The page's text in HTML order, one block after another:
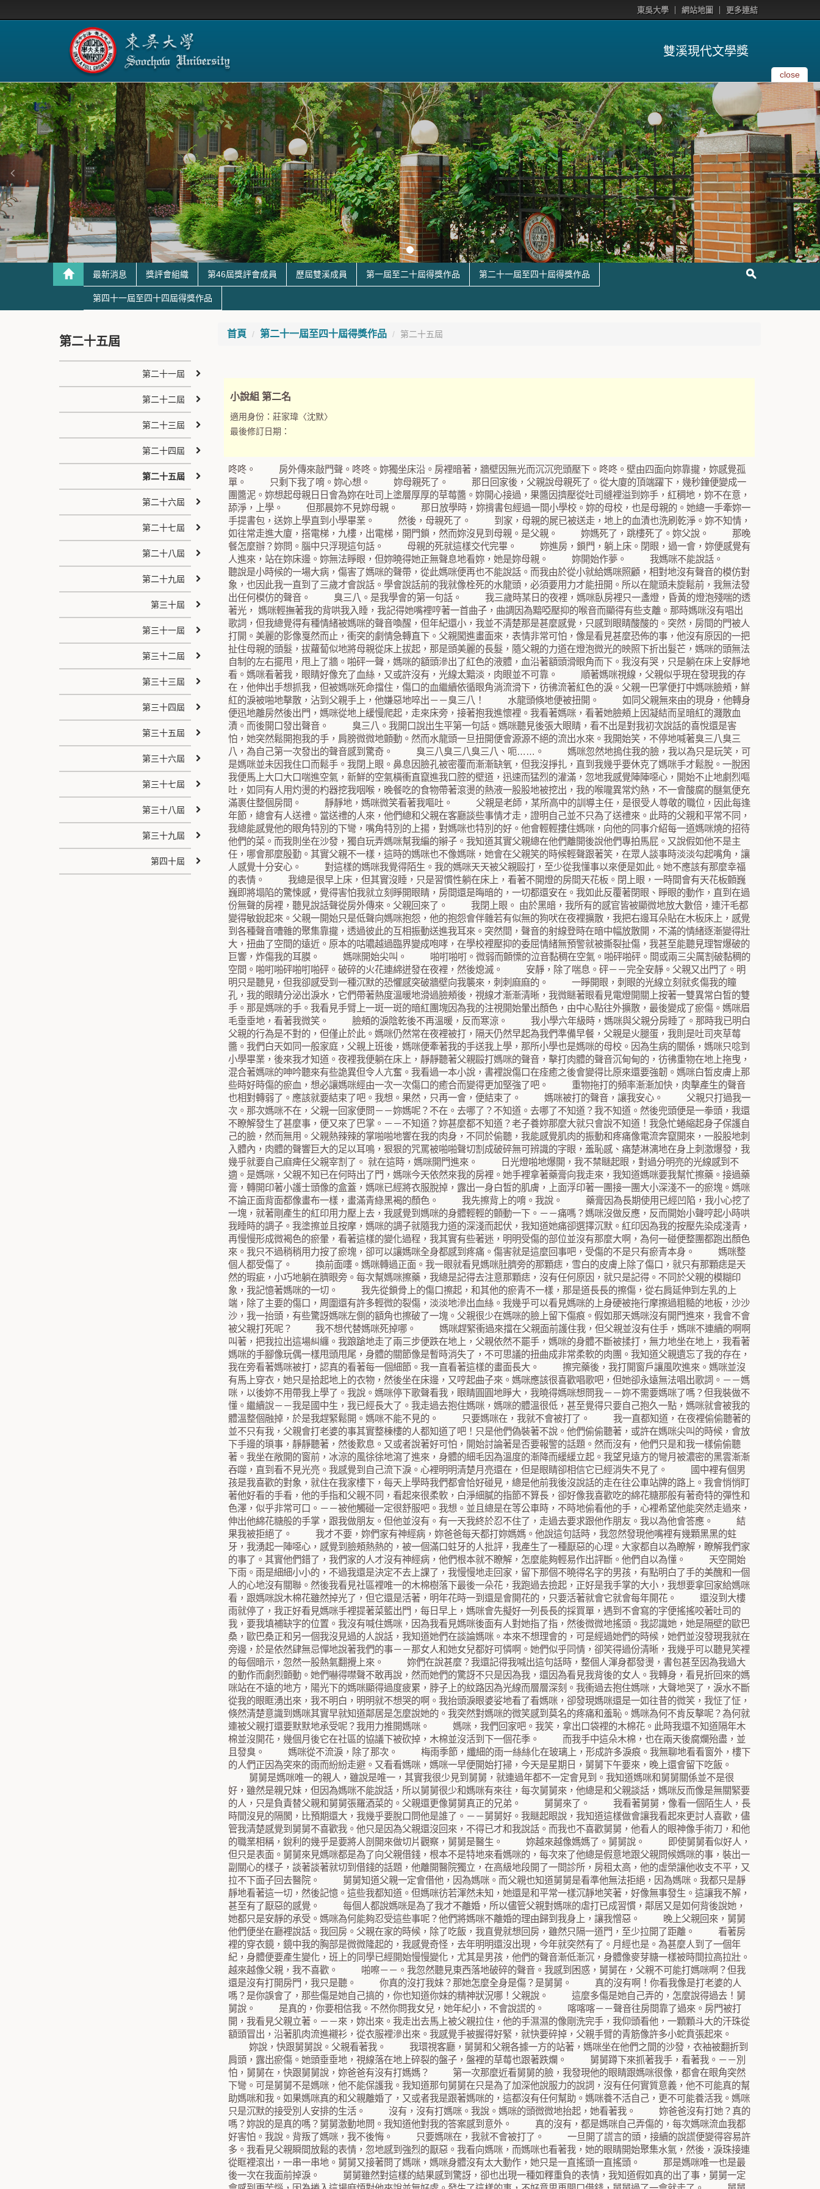
東吳大學 網站地圖 更多連結
雙溪現代文學獎
close
最新消息 獎評會組織 第46屆獎評會成員 歷屆雙溪成員 第一屆至二十屆得獎作品 第二十一屆至四十屆得獎作品
第四十一屆至四十四屆得獎作品
首頁 第二十一屆至四十屆得獎作品 第二十五屆
小說組 第二名
適用身份： 莊家瑋〈沈默〉
最後修訂日期：
咚咚。 房外傳來敲門聲。咚咚。妳獨坐床沿。房裡暗著，牆壁因無光而沉沉兜頭壓下。咚咚。壁由四面向妳靠攏，妳感覺孤
單。 只剩下我了唷。妳心想。 妳母親死了。 那日回家後，父親說母親死了。從大廈的頂端躍下，幾秒鐘便變成一
團醬泥。妳想起母親日日會為妳在吐司上塗層厚厚的草莓醬。妳開心接過，果醬因擠壓從吐司縫裡溢到妳手，紅稠地，妳不在意，
舔淨，上學。 但那晨妳不見妳母親。 那日放學時，妳揹書包經過一間小學校。妳的母校，也是母親的。她總一手牽妳一
手提書包，送妳上學直到小學畢業。 然後，母親死了。 到家，母親的屍已被送走，地上的血漬也洗刷乾淨。妳不知情，
如往常走進大廈，搭電梯，九樓，出電梯，開門鎖，然而妳沒見到母親。是父親。 妳媽死了，跳樓死了。妳父說。 那晚
餐怎麼辦？妳問。腦中只浮現這句話。 母親的死就這樣交代完畢。 妳進房，鎖門，躺上床。閉眼，過一會，妳便感覺有
人進來，站在妳床邊。妳無法睜眼，但妳曉得她正無聲息地看妳，她是妳母親。 妳開始作夢。 我媽咪不能說話。
聽說是小時候的一場大病，傷害了媽咪的聲帶，從此媽咪便再也不能說話。而我由於從小就給媽咪照顧，相對地沒有聲音的模仿對
象，也因此我一直到了三歲才會說話。學會說話前的我就像栓死的水龍頭，必須要用力才能扭開。所以在龍頭未旋鬆前，我無法發
出任何模仿的聲音。 臭三八。是我學會的第一句話。 我三歲時某日的夜裡，媽咪臥房裡只一盞燈，昏黃的燈泡殘喘的透
著光， 媽咪輕撫著我的背哄我入睡，我記得她嘴裡哼著一首曲子，曲調因為黯啞壓抑的喉音而顯得有些支離。那時媽咪沒有唱出
歌詞，但我總覺得有種情緒被媽咪的聲音喚醒，但年紀還小，我並不清楚那是甚麼感覺，只感到眼睛酸酸的。突然，房間的門被人
打開。美麗的影像戛然而止，衝突的劇情急轉直下。父親闖進畫面來，表情非常可怕，像是看見甚麼恐佈的事，他沒有原因的一把
扯住母親的頭髮，拔蘿蔔似地將母親從床上拔起，那是頭美麗的長髮，隨父親的力道在燈泡微光的映照下折出髮芒，媽咪的頭無法
自制的左右擺甩，甩上了牆。啪砰一聲，媽咪的額頭滲出了紅色的液體，血沿著額頭滑眼角而下。我沒有哭，只是躺在床上安靜地
看。媽咪看著我，眼睛好像充了血絲，又或許沒有，光線太黯淡，肉眼並不可靠。 順著媽咪視線，父親似乎現在發現我的存
在，他伸出手想抓我，但被媽咪死命擋住，傷口的血繼續依循眼角淌流滑下，彷彿流著紅色的淚。父親一巴掌便打中媽咪臉頰，鮮
紅的淚被啪地擊散，沾到父親手上，他嫌惡地啐出－－臭三八！ 水龍頭倏地便被扭開。 如同父親無來由的現身，他轉身
便迅地離房然後出門，媽咪從地上緩慢爬起，走來床旁，接著抱我進懷裡。我看著媽咪，看著她臉頰上因凝結而呈暗紅的濺散血
漬。而後開口發出聲音。 臭三八。我開口說出生平第一句話。媽咪聽見後張大眼睛，看不出是對我初次說話的喜悅還是害
怕，她突然鬆開抱我的手，肩膀微微地顫動。然而水龍頭一旦扭開便會源源不絕的流出水來。我開始笑，不停地喊著臭三八臭三
八，為自己第一次發出的聲音感到驚奇。 臭三八臭三八臭三八、呃……。 媽咪忽然地摀住我的臉，我以為只是玩笑，可
是媽咪並未因我住口而鬆手。我閉上眼。鼻息因臉孔被密覆而漸漸缺氧，但我沒掙扎，直到我幾乎要休克了媽咪手才鬆脫。一脫困
我便馬上大口大口喘進空氣，新鮮的空氣橫衝直竄進我口腔的壁道，迅速而猛烈的灌滿，忽地我感覺陣陣噁心，開始不止地劇烈嘔
吐，如同有人用灼燙的杓器挖我咽喉，晚餐吃的食物帶著滾燙的熱液一股股地被挖出，我的喉嚨異常灼熱，不一會酸腐的醚氣便充
滿裹住整個房間。 靜靜地，媽咪微笑看著我嘔吐。 父親是老師，某所高中的訓導主任，是很受人尊敬的職位，因此每逢
年節，總會有人送禮。當送禮的人來，他們總和父親在客廳談些事情才走，證明自己並不只為了送禮來。此時的父親和平常不同，
我總能感覺他的眼角特別的下彎，嘴角特別的上揚，對媽咪也特別的好。他會輕輕摟住媽咪，向他的同事介紹每一道媽咪燒的招待
他們的菜。而我則坐在沙發，獨自玩弄媽咪幫我編的辮子。我知道其實父親總在他們離開後說他們專拍馬屁。又說假如他不是主
任，哪會那麼殷勤。其實父親不一樣，這時的媽咪也不像媽咪，她會在父親笑的時候輕聲跟著笑，在眾人談事時淡淡勾起嘴角，讓
人感覺十分安心。 對這樣的媽咪我覺得陌生。我的媽咪天天被父親毆打，至少從我懂事以來便是如此。她不應該有那麼幸福
的表情。 我總是很早上床，但其實沒睡，只是習慣性躺在床上，看著不開燈的房間天花板。閉上眼，一時間會有天花板顫巍
巍即將塌陷的驚悚感，覺得害怕我就立刻睜開眼睛，房間還是晦暗的，一切都還安在。我如此反覆著閉眼、睜眼的動作，直到在過
份無聲的房裡，聽見說話聲從房外傳來。父親回來了。 我閉上眼。 由於黑暗，我所有的感官皆被顯微地放大數倍，連汗毛都
變得敏銳起來。父親一開始只是低聲向媽咪抱怨，他的抱怨會伴雜若有似無的狗吠在夜裡擴散，我把右邊耳朵貼在木板床上，感覺
到各種聲音嘈雜的聚集靠攏，透過彼此的互相振動送進我耳來。突然間，聲音的射線登時在暗中幅放散開，不滿的情緒逐漸變得壯
大，扭曲了空間的遠近。原本的咕噥越過臨界變成咆哮，在學校裡壓抑的委屈情緒無預警就被撕裂扯傷，我甚至能聽見理智爆破的
巨響，炸傷我的耳膜。 媽咪開始尖叫。 啪咑啪咑。微弱而顫慄的泣音黏稠在空氣。啪砰啪砰。間或兩三尖厲割破黏稠的
空間。啪咑啪砰啪咑啪砰。破碎的火花連綿迸發在夜裡，然後熄滅。 安靜，除了喘息。砰－－完全安靜。父親又出門了。明
明只是聽見，但我卻感受到一種沉默的恐懼感突破牆壁向我襲來，刺刺麻麻的。 一睜開眼，刺眼的光線立刻就炙傷我的瞳
孔，我的眼睛分泌出淚水，它們帶著熱度溫暖地滑過臉頰後，視線才漸漸清晰，我微瞇著眼看見電燈開關上按著一雙異常白皙的雙
手。那是媽咪的手。我看見手臂上一斑一斑的暗紅團塊因為我的注視開始暈出顏色，由中心點往外擴散，最後變成了瘀傷。媽咪眉
毛垂垂地，看著我微笑。 臉頰的淚陰乾後不再溫暖，反而寒涼。 我小學六年級時，媽咪與父親分房睡了。那時我已明白
父親的行為是不對的，但僅止於此。媽咪仍然常在夜裡被打，隔天仍然早起為我們準備早餐，父親是火腿蛋，我則是吐司夾草莓
醬。我們白天如同一般家庭，父親上班後，媽咪便牽著我的手送我上學，那所小學也是媽咪的母校。因為生病的關係，媽咪只唸到
小學畢業，後來我才知道。夜裡我便躺在床上，靜靜聽著父親毆打媽咪的聲音，擊打肉體的聲音沉甸甸的，彷彿重物在地上拖曳，
混合著媽咪的呻吟聽來有些詭異但令人亢奮。我看過一本小說，書裡說傷口在痊癒之後會變得比原來還要強韌。媽咪白皙皮膚上那
些時好時傷的瘀血，想必讓媽咪經由一次一次傷口的癒合而變得更加堅強了吧。 重物拖打的頻率漸漸加快，肉擊產生的聲音
也相對轉弱了。應該就要結束了吧。我想。果然，只再一會，便結束了。 媽咪被打的聲音，讓我安心。 父親只打過我一
次。那次媽咪不在，父親一回家便問－－妳媽呢？不在。去哪了？不知道。去哪了不知道？我不知道。然後兜頭便是一拳頭，我還
不瞭解發生了甚麼事，便又來了巴掌。－－不知道？妳甚麼都不知道？老子養妳那麼大就只會說不知道！我急忙蜷縮起身子保護自
己的臉，然而無用。父親熱辣辣的掌啪啪地響在我的肉身，不同於偷聽，我能感覺肌肉的振動和疼痛像電流奔竄開來，一股股地刺
入體內，肉體的聲響巨大的足以耳鳴，狠狠的咒罵被啪啪聲切割成破碎無可辨識的字眼，羞恥感、痛楚淋漓地在身上刺激爆發，我
幾乎就要自己麻痺任父親宰割了。 就在這時，媽咪開門進來。 日光燈啪地爆開，我不禁瞇起眼，對過分明亮的光線感到不
適。是媽咪，父親不知已在何時出了門，媽咪今天依然來我的房裡。她手裡拿著藥膏向我走來，我知道媽咪要我幫忙擦藥。接過藥
膏，轉開印著小護士頭像的盒蓋，媽咪已經將衣服脫掉，露出一身白皙的肌膚，上面浮印著一團接一團大小深淺不一的瘀塊。媽咪
不論正面背面都像畫布一樣，畫滿青綠黑褐的顏色。 我先擦背上的唷。我說。 藥膏因為長期使用已經凹陷，我小心挖了
一塊，就著剛產生的紅印用力壓上去，我感覺到媽咪的身體輕輕的顫動一下。－－痛嗎？媽咪沒做反應，反而開始小聲哼起小時哄
我睡時的調子。我塗擦並且按摩，媽咪的調子就隨我力道的深淺而起伏，我知道她痛卻選擇沉默。紅印因為我的按壓先染成淺青，
再慢慢形成微褐色的瘀暈，看著這樣的變化過程，我其實有些著迷，明明受傷的部位並沒有那麼大啊，為何一碰便整團都跑出顏色
來。我只不過稍稍用力按了瘀塊，卻可以讓媽咪全身都感到疼痛。傷害就是這麼回事吧，受傷的不是只有瘀青本身。 媽咪整
個人都受傷了。 換前面嘍。媽咪轉過正面。我一眼就看見媽咪肚臍旁的那顆痣，雪白的皮膚上除了傷口，就只有那顆痣是天
然的瑕疵，小巧地躺在臍眼旁。每次幫媽咪擦藥，我總是記得去注意那顆痣，沒有任何原因，就只是記得。不同於父親的模糊印
象，我記憶著媽咪的一切。 我先從鎖骨上的傷口擦起，和其他的瘀青不一樣，那是道長長的擦傷，從右肩延伸到左乳的上
端，除了主要的傷口，周圍還有許多輕微的裂傷，淡淡地滲出血絲。我幾乎可以看見媽咪的上身硬被拖行摩擦過粗糙的地板，沙沙
沙，我一抬頭，有些驚訝媽咪左側的額角也擦破了一塊。父親很少在媽咪的臉上留下傷痕。假如那天媽咪沒有開門進來，我會不會
被父親打死呢？ 我不想代替媽咪死掉哪。 媽咪趕緊衝過來擋在父親面前護住我，但父親並沒有住手，媽咪不連續的啊啊
叫著，把我拉出這場糾纏。我踉蹌地走了兩三步便跌在地上，父親依然不罷手，媽咪的身體不斷被揉打，無力地坐在地上，我看著
媽咪的手腳像玩偶一樣甩頭甩尾，身體的關節像是暫時消失了，不可思議的扭曲成非常柔軟的肉團。我知道父親遺忘了我的存在，
我在旁看著媽咪被打，認真的看著每一個細節。我一直看著這樣的畫面長大。 擦完藥後，我打開窗戶讓風吹進來。媽咪並沒
有馬上穿衣，她只是拾起地上的衣物，然後坐在床邊，又哼起曲子來。媽咪應該很喜歡唱歌吧，但她卻永遠無法唱出歌詞。－－媽
咪，以後妳不用帶我上學了。我說。媽咪停下歌聲看我，眼睛圓圓地睜大，我曉得媽咪想問我－－妳不需要媽咪了嗎？但我裝做不
懂。繼續說－－我是國中生，我已經長大了。我走過去抱住媽咪，媽咪的體溫很低，甚至覺得只要自己抱久一點，媽咪就會被我的
體溫整個融掉，於是我趕緊鬆開。媽咪不能不見的。 只要媽咪在，我就不會被打了。 我一直都知道，在夜裡偷偷聽著的
並不只有我，父親會打老婆的事其實整棟樓的人都知道了吧！只是他們偽裝著不說。他們偷偷聽著，或許在媽咪尖叫的時候，會放
下手邊的瑣事，靜靜聽著，然後歎息。又或者說著好可怕，開始討論著是否要報警的話題。然而沒有，他們只是和我一樣偷偷聽
著。我坐在敞開的窗前，冰涼的風徐徐地瀉了進來，身體的細毛因為溫度的漸降而緩緩立起。我望見遠方的彎月被濃密的黑雲漸漸
吞噬，直到看不見光亮。我感覺到自己流下淚。心裡明明清楚月亮還在，但是眼睛卻相信它已經消失不見了。 國中裡有個男
孩是我喜歡的對象，就住在我家樓下，每天上學時我們都會恰好碰見，總是他前我後沒說話的走在往公車站牌的路上。我會悄悄盯
著他好看的手看，他的手指和父親不同，看起來很柔軟，白淨細膩的指節不算長，卻好像我喜歡吃的綿花糖那般有著奇特的彈性和
色澤，似乎非常可口。－－被他觸碰一定很舒服吧。我想。並且總是在等公車時，不時地偷看他的手，心裡希望他能突然走過來，
伸出他綿花糖般的手掌，跟我做朋友。但他並沒有。有一天我終於忍不住了，走過去要求跟他作朋友。我以為他會答應。 結
果我被拒絕了。 我才不要，妳們家有神經病，妳爸爸每天都打妳媽媽。他說這句話時，我忽然發現他嘴裡有幾顆黑黑的蛀
牙，我湧起一陣噁心，感覺到臉頰熱熱的，被一個滿口蛀牙的人批評，我產生了一種厭惡的心理。大家都自以為瞭解，瞭解我們家
的事了。其實他們錯了，我們家的人才沒有神經病，他們根本就不瞭解，怎麼能夠輕易作出評斷。他們自以為懂。 天空開始
下雨。雨是細細小小的，不過我還是決定不去上課了，我慢慢地走回家，留下那個不曉得名字的男孩，有點明白了手的美醜和一個
人的心地沒有關聯。然後我看見社區裡唯一的木棉樹落下最後一朵花，我跑過去撿起，正好是我手掌的大小，我想要拿回家給媽咪
看，跟媽咪說木棉花雖然掉光了，但它還是活著，明年花時一到還是會開花的，只要活著就會它就會每年開花。 還沒到大樓
雨就停了，我正好看見媽咪手裡提著菜籃出門，每日早上，媽咪會先擬好一列長長的採買單，遇到不會寫的字便搖搖咬著吐司的
我，要我填補缺字的位置。我沒有喊住媽咪，因為我看見媽咪後面有人對她指了指，然後微微地搖頭。我認識她，她是隔壁的歐巴
桑，歐巴桑正和另一個我沒見過的人說話，我知道她們在談論媽咪。本來不想理會的，可是經過她們的時候，她們並沒發現我就在
旁邊，於是依然肆無忌憚地說著我們的事－－那女人和她女兒都好可憐啊。她們似乎同情，卻笑得過份清晰，我幾乎可以聽見笑裡
的每個暗示，忽然一股熱氣翻攪上來。 妳們在說甚麼？我還記得我喊出這句話時，整個人渾身都發燙，書包甚至因為我過大
的動作而劇烈顫動。她們嚇得噤聲不敢再說，然而她們的驚訝不只是因為我，還因為看見我背後的女人。我轉身，看見折回來的媽
咪站在不遠的地方，陽光下的媽咪顯得過度疲累，脖子上的紋路因為光線而層層深刻。我衝過去抱住媽咪，大聲地哭了，淚水不斷
從我的眼眶湧出來，我不明白，明明就不想哭的啊。我抬頭淚眼婆娑地看了看媽咪，卻發現媽咪還是一如往昔的微笑，我怔了怔，
倏然清楚意識到媽咪其實早就知道鄰居是怎麼說她的。我突然對媽咪的微笑感到莫名的疼痛和羞恥。媽咪為何不肯反擊呢？為何就
連被父親打還要默默地承受呢？我用力推開媽咪。 媽咪，我們回家吧。我笑，拿出口袋裡的木棉花。此時我還不知道隔年木
棉並沒開花，幾個月後它在社區的協議下被砍掉，木棉並沒活到下一個花季。 而我手中這朵木棉，也在兩天後腐爛殆盡，並
且發臭。 媽咪從不流淚，除了那次。 梅雨季節，纖細的雨一絲絲化在玻璃上，形成許多淚痕。我無聊地看看窗外，樓下
的人們正因為突來的雨而紛紛走避。又看看媽咪，媽咪一早便開始打掃，今天是星期日，舅舅下午要來，晚上還會留下吃飯。
舅舅是媽咪唯一的親人，雖說是唯一，其實我很少見到舅舅，就連過年都不一定會見到。我知道媽咪和舅舅關係並不是很
好，雖然是親兄妹，但因為媽咪不能說話，所以舅舅很少和媽咪有來往，每次舅舅來，他總是和父親談話，媽咪反而像是無關緊要
的人，只是負責替父親和舅舅張羅酒菜的。父親還更像舅舅真正的兄弟。 舅舅來了。 我看著舅舅，像看一個陌生人，長
時間沒見的隔閡，比預期還大，我幾乎要脫口問他是誰了。－－舅舅好。我瞇起眼說，我知道這樣做會讓我看起來更討人喜歡，儘
管我清楚感覺到舅舅不喜歡我。他只是因為父親還沒回來，不得已才和我說話。而我也不喜歡舅舅，他看人的眼神像手術刀，和他
的職業相稱，銳利的幾乎是要將人剖開來做切片觀察，舅舅是醫生。 妳越來越像媽媽了。舅舅說。 即使舅舅看似好人，
但只是表面。舅舅來見媽咪都是為了向父親借錢，根本不是特地來看媽咪的，每次來了他總是假意地跟父親問候媽咪的事，裝出一
副關心的樣子，談著談著就切到借錢的話題，他離開醫院獨立，在高級地段開了一間診所，房租太高，他的虛榮讓他收支不平，又
拉不下面子回去醫院。 舅舅知道父親一定會借他，因為媽咪。而父親也知道舅舅是看準他無法拒絕，因為媽咪。我都只是靜
靜地看著這一切，然後記憶。這些我都知道。但媽咪彷若渾然未知，她還是和平常一樣沉靜地笑著，好像無事發生。這讓我不解，
甚至有了厭惡的感覺。 每個人都說媽咪是為了我才不離婚，所以儘管父親對媽咪的虐打已成習慣，鄰居又是如何背後說她，
她都只是安靜的承受。媽咪為何能夠忍受這些事呢？他們將媽咪不離婚的理由歸到我身上，讓我憎惡。 晚上父親回來，舅舅
他們便坐在廳裡說話。我回房。父親在家的時候，除了吃飯，我直覺就想回房，雖然只隔一道門，至少拉開了距離。 看著房
裡的穿衣鏡，鏡中我的胸部是微微隆起的，我感覺奇怪，去年明明還沒出現，今年就突然有了。月經也是。為甚麼人到了一個年
紀，身體便要產生變化，班上的同學已經開始慢慢變化，尤其是男孩，他們的聲音漸低漸沉，身體像麥芽糖一樣被時間拉高拉壯。
越來越像父親，我不喜歡。 啪嚓－－。我忽然聽見東西落地破碎的聲音。我感到困惑，舅舅在，父親不可能打媽咪啊？但我
還是沒有打開房門，我只是聽。 你真的沒打我妹？那她怎麼全身是傷？是舅舅。 真的沒有啊！你看我像是打老婆的人
嗎？是你誤會了，那些傷是她自己搞的，你也知道你妹的精神狀況哪！父親說。 這麼多傷是她自己弄的，怎麼說得過去！舅
舅說。 是真的，你要相信我。不然你問我女兒，她年紀小，不會說謊的。 喀喀喀－－聲音往房間靠了過來。房門被打
開，我看見父親立著。－－來，妳出來。我走出去馬上被父親拉住，他的手濕濕的像剛洗完手，我仰頭看他，一顆顆斗大的汗珠從
額頭冒出，沿著肌肉流進襯衫，從衣服裡滲出來。我感覺手被握得好緊，就快要碎掉，父親手臂的青筋像許多小蛇賁張起來。
妳說，快跟舅舅說。父親看著我。 我環視客廳，舅舅和父親各據一方的站著，媽咪坐在他們之間的沙發，衣袖被翻折到
肩頭，露出瘀傷。她頭垂垂地，視線落在地上碎裂的盤子，盤裡的草莓也跟著跌爛。 舅舅蹲下來抓著我手，看著我。－－別
怕，舅舅在，快跟舅舅說，妳爸爸有沒有打媽媽？ 第一次那麼近看舅舅的臉，我發現他的眼睛跟媽咪很像，都會在眼角突然
下彎。可是舅舅不是媽咪，他不能保護我。我知道那句舅舅在只是為了加深他說服力的說詞，沒有任何實質意義，他不可能真的幫
助媽咪和我。如果媽咪真的和父親離婚了，又或者我是跟著媽咪的，這都沒有任何幫助。媽咪養不活自己，更不可能養活我。媽咪
只是沉默的接受別人安排的生活。 沒有，沒有打媽咪。我說。媽咪的頭微微地抬起，她看著我。 妳爸爸沒有打她？真的
嗎？妳說的是真的嗎？舅舅激動地問。我知道他對我的答案感到意外。 真的沒有，都是媽咪自己弄傷的，每次媽咪流血我都
好害怕。我說。背叛了媽咪，我不後悔。 只要媽咪在，我就不會被打了。 一旦開了謊言的頭，接續的說謊便變得容易許
多。我看見父親瞬間放鬆的表情，忽地感到強烈的厭惡。我看向媽咪，而媽咪也看著我，她的眼睛開始聚集水氣，然後，淚珠接連
從眶裡滾出，一串一串地。舅舅又接著問了媽咪，媽咪身體沒有太大動作，她只是一直搖頭一直搖頭。 那是媽咪唯一也是最
後一次在我面前掉淚。 舅舅雖然對這樣的結果感到驚訝，卻也出現一種如釋重負的表情，我知道假如真的出了事，舅舅一定
第二十五屆
第二十一屆
第二十二屆
第二十三屆
第二十四屆
第二十五屆
第二十六屆
第二十七屆
第二十八屆
第二十九屆
第三十屆
第三十一屆
第三十二屆
第三十三屆
第三十四屆
第三十五屆
第三十六屆
第三十七屆
第三十八屆
第三十九屆
第四十屆